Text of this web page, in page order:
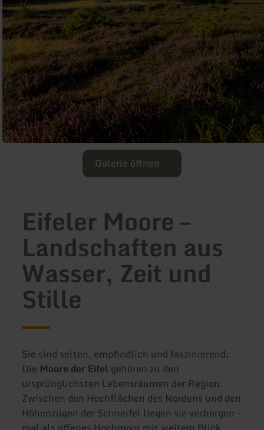
Galerie öffnen
Eifeler Moore –
Landschaften aus
Wasser, Zeit und
Stille
Sie sind selten, empfindlich und faszinierend:
Die Moore der Eifel gehören zu den
ursprünglichsten Lebensräumen der Region.
Zwischen den Hochflächen des Nordens und den
Höhenzügen der Schneifel liegen sie verborgen –